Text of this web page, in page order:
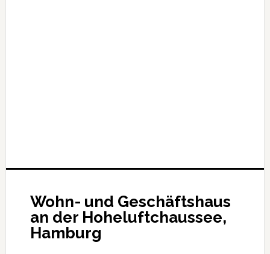
Wohn- und Geschäftshaus
an der Hoheluftchaussee,
Hamburg